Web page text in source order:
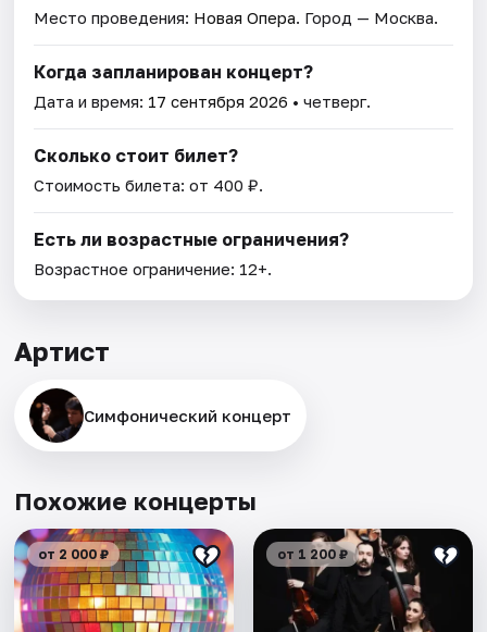
Место проведения: Новая Опера. Город — Москва.
Когда запланирован концерт?
Дата и время: 17 сентября 2026 • четверг.
Сколько стоит билет?
Стоимость билета: от 400 ₽.
Есть ли возрастные ограничения?
Возрастное ограничение: 12+.
Артист
Симфонический концерт
Похожие концерты
от 2 000 ₽ от 1 200 ₽